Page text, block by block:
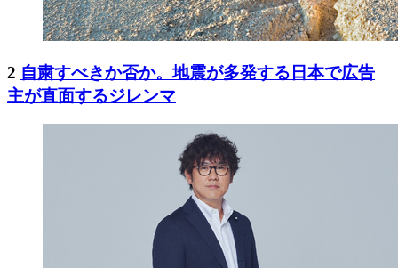
2 自粛すべきか否か。地震が多発する日本で広告
主が直面するジレンマ